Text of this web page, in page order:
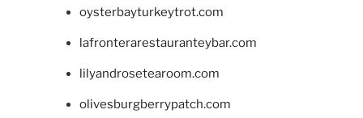
oysterbayturkeytrot.com
lafronterarestauranteybar.com
lilyandrosetearoom.com
olivesburgberrypatch.com